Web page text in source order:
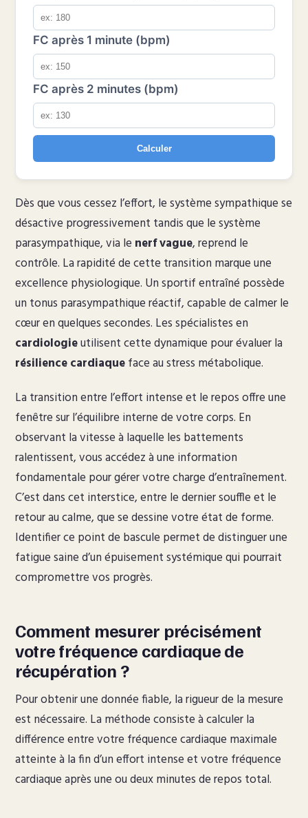
FC après 1 minute (bpm)
FC après 2 minutes (bpm)
Calculer
Dès que vous cessez l’effort, le système sympathique se
désactive progressivement tandis que le système
parasympathique, via le nerf vague, reprend le
contrôle. La rapidité de cette transition marque une
excellence physiologique. Un sportif entraîné possède
un tonus parasympathique réactif, capable de calmer le
cœur en quelques secondes. Les spécialistes en
cardiologieutilisent cette dynamique pour évaluer la
résilience cardiaqueface au stress métabolique.
La transition entre l’effort intense et le repos offre une
fenêtre sur l’équilibre interne de votre corps. En
observant la vitesse à laquelle les battements
ralentissent, vous accédez à une information
fondamentale pour gérer votre charge d’entraînement.
C’est dans cet interstice, entre le dernier souffle et le
retour au calme, que se dessine votre état de forme.
Identifier ce point de bascule permet de distinguer une
fatigue saine d’un épuisement systémique qui pourrait
compromettre vos progrès.
Comment mesurer précisément
votre fréquence cardiaque de
récupération ?
Pour obtenir une donnée fiable, la rigueur de la mesure
est nécessaire. La méthode consiste à calculer la
différence entre votre fréquence cardiaque maximale
atteinte à la fin d’un effort intense et votre fréquence
cardiaque après une ou deux minutes de repos total.